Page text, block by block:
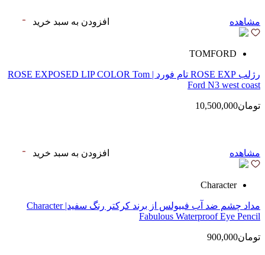
مشاهده افزودن به سبد خرید
TOMFORD
رژلب ROSE EXP تام فورد | ROSE EXPOSED LIP COLOR Tom
Ford N3 west coast
تومان10,500,000
مشاهده افزودن به سبد خرید
Character
مداد چشم ضد آب فبیولس از برند کرکتر رنگ سفید| Character
Fabulous Waterproof Eye Pencil
تومان900,000